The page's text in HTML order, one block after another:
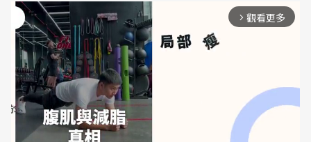
arrow_forward_ios 觀看更多